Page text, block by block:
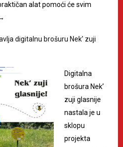
alat pomoći će svim
digitalnu brošuru Nek’ zuji
Digitalna
brošura Nek’
zuji glasnije
nastala je u
sklopu
projekta